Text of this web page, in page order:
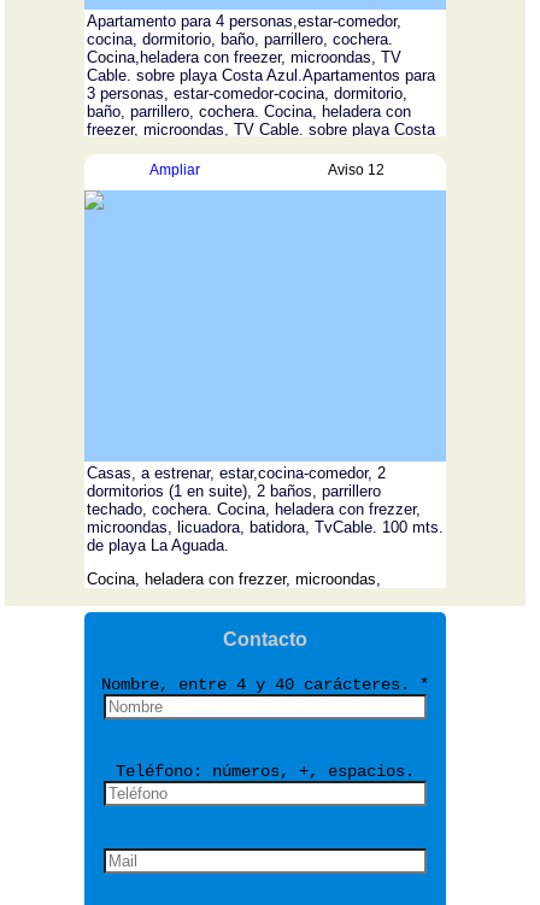
Apartamento para 4 personas,estar-comedor,
cocina, dormitorio, baño, parrillero, cochera.
Cocina,heladera con freezer, microondas, TV
Cable. sobre playa Costa Azul.Apartamentos para
3 personas, estar-comedor-cocina, dormitorio,
baño, parrillero, cochera. Cocina, heladera con
freezer, microondas, TV Cable. sobre playa Costa
Ampliar Aviso 12
Casas, a estrenar, estar,cocina-comedor, 2
dormitorios (1 en suite), 2 baños, parrillero
techado, cochera. Cocina, heladera con frezzer,
microondas, licuadora, batidora, TvCable. 100 mts.
de playa La Aguada.
Cocina, heladera con frezzer, microondas,
Contacto
Nombre, entre 4 y 40 carácteres. *
Teléfono: números, +, espacios.